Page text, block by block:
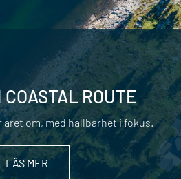
ROUTE
om, med hållbarhet i fokus.
LÄS MER